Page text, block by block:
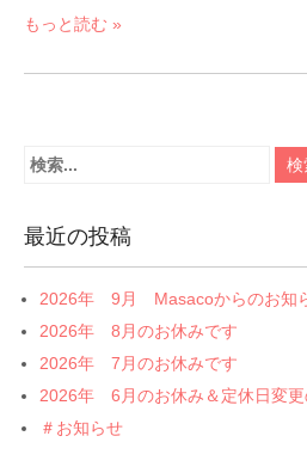
もっと読む »
最近の投稿
2026年 9月 Masacoからのお知
2026年 8月のお休みです
2026年 7月のお休みです
2026年 6月のお休み＆定休日変更
＃お知らせ